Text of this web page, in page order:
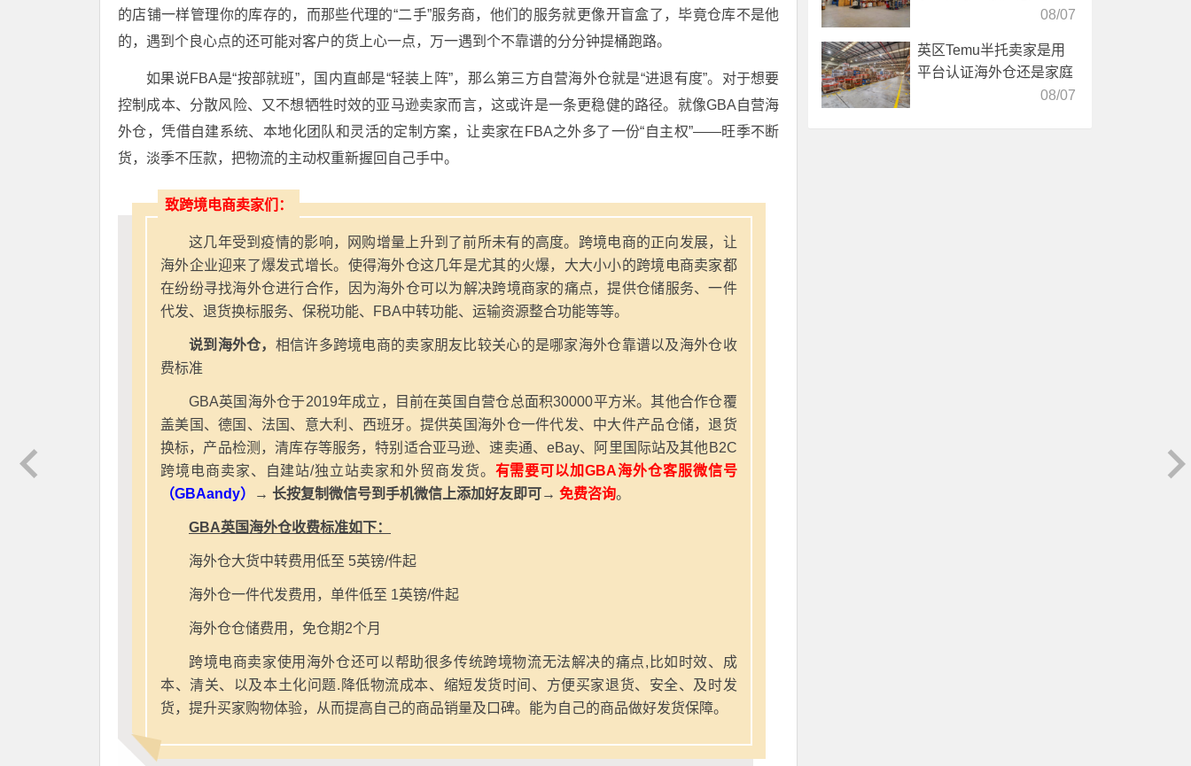
的店铺一样管理你的库存的，而那些代理的“二手”服务商，他们的服务就更像开盲盒了，毕竟仓库不是他
的，遇到个良心点的还可能对客户的货上心一点，万一遇到个不靠谱的分分钟提桶跑路。
如果说FBA是“按部就班”，国内直邮是“轻装上阵”，那么第三方自营海外仓就是“进退有度”。对于想要
控制成本、分散风险、又不想牺牲时效的亚马逊卖家而言，这或许是一条更稳健的路径。就像GBA自营海
外仓，凭借自建系统、本地化团队和灵活的定制方案，让卖家在FBA之外多了一份“自主权”——旺季不断
货，淡季不压款，把物流的主动权重新握回自己手中。
致跨境电商卖家们：
这几年受到疫情的影响，网购增量上升到了前所未有的高度。跨境电商的正向发展，让
海外企业迎来了爆发式增长。使得海外仓这几年是尤其的火爆，大大小小的跨境电商卖家都
在纷纷寻找海外仓进行合作，因为海外仓可以为解决跨境商家的痛点，提供仓储服务、一件
代发、退货换标服务、保税功能、FBA中转功能、运输资源整合功能等等。
说到海外仓， 相信许多跨境电商的卖家朋友比较关心的是哪家海外仓靠谱以及海外仓收
费标准
GBA英国海外仓于2019年成立，目前在英国自营仓总面积30000平方米。其他合作仓覆
盖美国、德国、法国、意大利、西班牙。提供英国海外仓一件代发、中大件产品仓储，退货
换标，产品检测，清库存等服务，特别适合亚马逊、速卖通、eBay、阿里国际站及其他B2C
跨境电商卖家、自建站/独立站卖家和外贸商发货。 有需要可以加GBA海外仓客服微信号
（GBAandy）
→ 长按复制微信号到手机微信上添加好友即可→ 免费咨询。
GBA英国海外仓收费标准如下：
海外仓大货中转费用低至 5英镑/件起
海外仓一件代发费用，单件低至 1英镑/件起
海外仓仓储费用，免仓期2个月
跨境电商卖家使用海外仓还可以帮助很多传统跨境物流无法解决的痛点,比如时效、成
本、清关、以及本土化问题.降低物流成本、缩短发货时间、方便买家退货、安全、及时发
货，提升买家购物体验，从而提高自己的商品销量及口碑。能为自己的商品做好发货保障。
08/07
英区Temu半托卖家是用
平台认证海外仓还是家庭
08/07